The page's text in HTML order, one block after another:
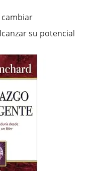
su potencial